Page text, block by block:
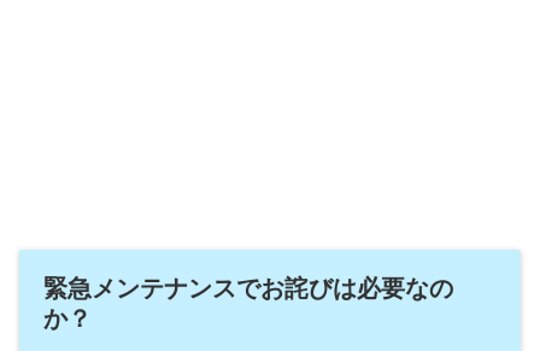
緊急メンテナンスでお詫びは必要なの
か？